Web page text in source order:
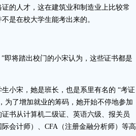
的人才，这在建筑业和制造业上比较常
是在校大学生能考出来的。
将踏出校门的小宋认为，这些证书都是
宋，她是班长，也是系里有名的 “考证
为了增加就业的筹码，她开始不停地参加
书从计算机二级证、英语六级、报关员
会计师）、CFA（注册金融分析师）等高